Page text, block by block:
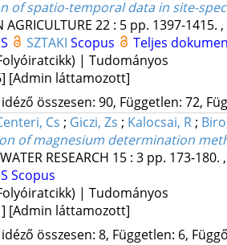
of spatio-temporal data in site-
AGRICULTURE 22: 5 pp. 1397-1415.
SZTAKI Scopus
Teljes
| Tudományos
[Admin láttamozott]
összesen: 90, Független: 72,
Cs ; Giczi, Zs ; Kalocsai, R;
of magnesium determination
RESEARCH 15: 3 pp. 173-180.
Scopus
| Tudományos
[Admin láttamozott]
összesen: 8, Független: 6,